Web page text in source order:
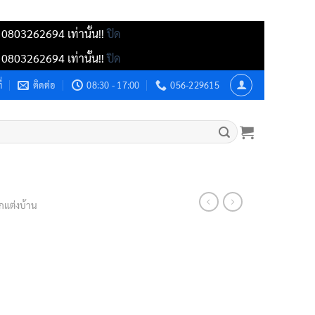
0803262694 เท่านั้น!!ปิด
0803262694 เท่านั้น!!ปิด
ติดต่อ 08:30 - 17:00 056-229615
แต่งบ้าน